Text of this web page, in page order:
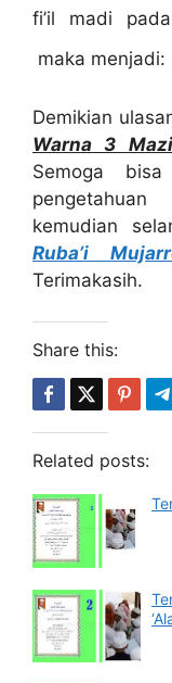
fi’il madi
maka menjadi:
Demikian
Warna 3
Semoga
kemudian
Ruba’i
Terimakasih.
Share this:
Related posts: